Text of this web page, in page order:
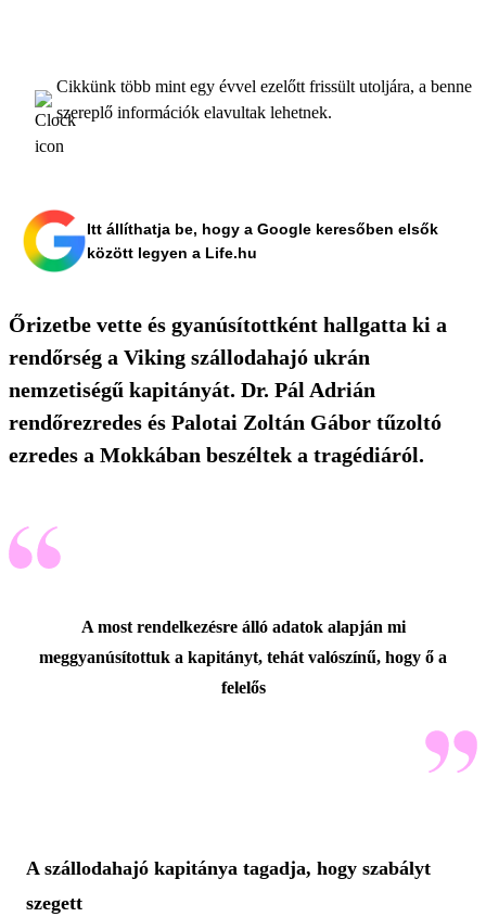
Cikkünk több mint egy évvel ezelőtt frissült utoljára, a benne
szereplő információk elavultak lehetnek.
Itt állíthatja be, hogy a Google keresőben elsők
között legyen a Life.hu
Őrizetbe vette és gyanúsítottként hallgatta ki a
rendőrség a Viking szállodahajó ukrán
nemzetiségű kapitányát. Dr. Pál Adrián
rendőrezredes és Palotai Zoltán Gábor tűzoltó
ezredes a Mokkában beszéltek a tragédiáról.
A most rendelkezésre álló adatok alapján mi
meggyanúsítottuk a kapitányt, tehát valószínű, hogy ő a
felelős
A szállodahajó kapitánya tagadja, hogy szabályt
szegett